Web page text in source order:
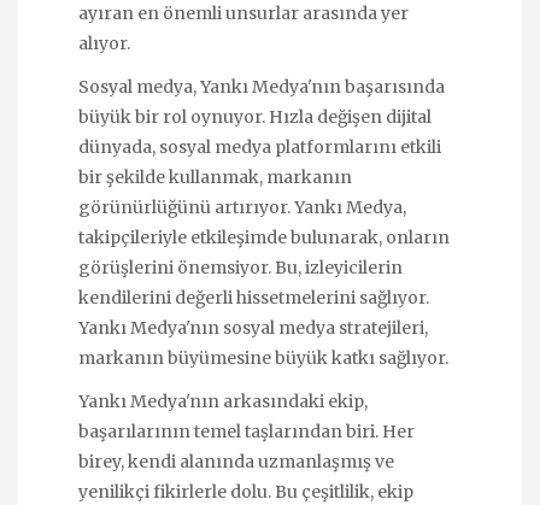
ayıran en önemli unsurlar arasında yer
alıyor.
Sosyal medya, Yankı Medya'nın başarısında
büyük bir rol oynuyor. Hızla değişen dijital
dünyada, sosyal medya platformlarını etkili
bir şekilde kullanmak, markanın
görünürlüğünü artırıyor. Yankı Medya,
takipçileriyle etkileşimde bulunarak, onların
görüşlerini önemsiyor. Bu, izleyicilerin
kendilerini değerli hissetmelerini sağlıyor.
Yankı Medya'nın sosyal medya stratejileri,
markanın büyümesine büyük katkı sağlıyor.
Yankı Medya'nın arkasındaki ekip,
başarılarının temel taşlarından biri. Her
birey, kendi alanında uzmanlaşmış ve
yenilikçi fikirlerle dolu. Bu çeşitlilik, ekip